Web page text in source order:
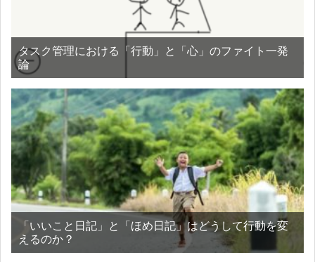
タスク管理における「行動」と「心」のファイト一発
論
「いいこと日記」と「ほめ日記」はどうして行動を変
えるのか？